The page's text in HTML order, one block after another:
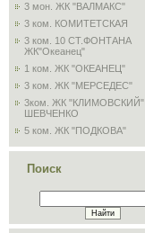
3 мон. ЖК "ВАЛМАКС"
3 ком. КОМИТЕТСКАЯ
3 ком. 10 СТ.ФОНТАНА
ЖК"Океанец"
1 ком. ЖК "ОКЕАНЕЦ"
3 ком. ЖК "МЕРСЕДЕС"
3ком. ЖК "КЛИМОВСКИЙ"
ШЕВЧЕНКО
5 ком. ЖК "ПОДКОВА"
Поиск